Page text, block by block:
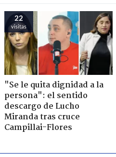
22
visitas
"Se le quita dignidad a la
persona": el sentido
descargo de Lucho
Miranda tras cruce
Campillai-Flores